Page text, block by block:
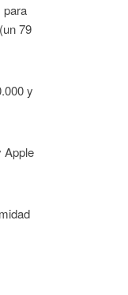
para
79
y
Apple